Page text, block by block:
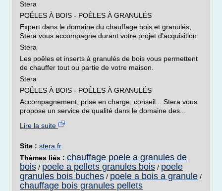
Stera
POÊLES À BOIS - POÊLES À GRANULÉS
Expert dans le domaine du chauffage bois et granulés,
Stera vous accompagne durant votre projet d'acquisition.
Stera
Les poêles et inserts à granulés de bois vous permettent
de chauffer tout ou partie de votre maison.
Stera
POÊLES À BOIS - POÊLES À GRANULÉS
Accompagnement, prise en charge, conseil... Stera vous
propose un service de qualité dans le domaine des...
Lire la suite
Site : stera.fr
Thèmes liés : chauffage poele a granules de
bois / poele a pellets granules bois / poele
granules bois buches / poele a bois a granule /
chauffage bois granules pellets